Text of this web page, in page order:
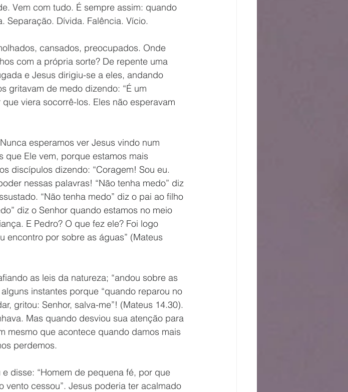
Vem com tudo. É sempre assim: quando
Separação. Dívida. Falência. Vício.
cansados, preocupados. Onde
com a própria sorte? De repente uma
e Jesus dirigiu-se a eles, andando
gritavam de medo dizendo: “É um
viera socorrê-los. Eles não esperavam
esperamos ver Jesus vindo num
que Ele vem, porque estamos mais
discípulos dizendo: “Coragem! Sou eu.
nessas palavras! “Não tenha medo” diz
“Não tenha medo” diz o pai ao filho
diz o Senhor quando estamos no meio
E Pedro? O que fez ele? Foi logo
encontro por sobre as águas” (Mateus
instantes porque “quando reparou no
gritou: Senhor, salva-me”! (Mateus 14.30).
Mas quando desviou sua atenção para
mesmo que acontece quando damos mais
perdemos.
disse: “Homem de pequena fé, por que
cessou”. Jesus poderia ter acalmado